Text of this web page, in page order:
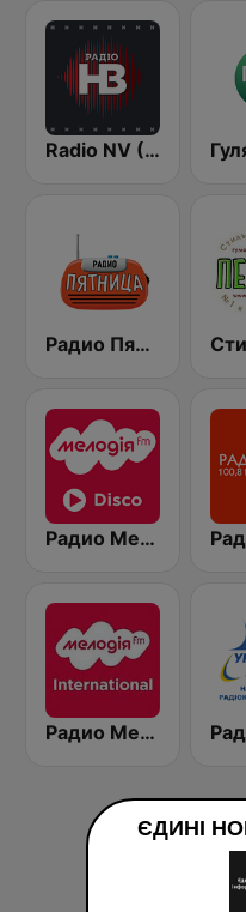
Radio NV (Радіо НВ)
Радио Пятница (Pyatnica)
Радио Мелодия (Radio Melodia Disco)
Радио Мелодия Internacional (Radio Melodia)
ЄДИНІ